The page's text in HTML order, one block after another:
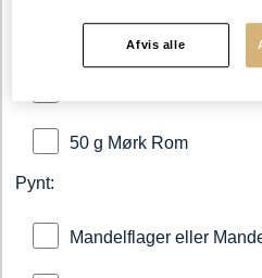
200 g Vand
50 g Mørk Rom
Pynt:
Mandelflager eller
Afvis alle